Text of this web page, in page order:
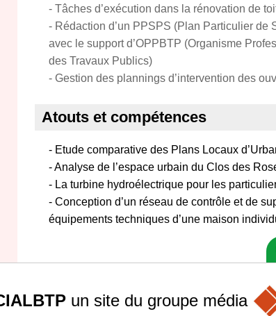
- Tâches d’exécution dans la rénovation de
- Rédaction d’un PPSPS (Plan Particulier de
avec le support d’OPPBTP (Organisme
des Travaux Publics)
- Gestion des plannings d’intervention des
Atouts et compétences
- Etude comparative des Plans Locaux
- Analyse de l’espace urbain du Clos des
- La turbine hydroélectrique pour les
- Conception d’un réseau de contrôle et de
équipements techniques d’une maison
un site du groupe média